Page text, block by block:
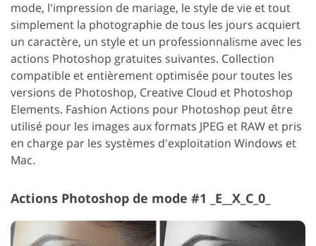
mode, l'impression de mariage, le style de vie et tout
simplement la photographie de tous les jours acquiert
un caractère, un style et un professionnalisme avec les
actions Photoshop gratuites suivantes. Collection
compatible et entièrement optimisée pour toutes les
versions de Photoshop, Creative Cloud et Photoshop
Elements. Fashion Actions pour Photoshop peut être
utilisé pour les images aux formats JPEG et RAW et pris
en charge par les systèmes d'exploitation Windows et
Mac.
Actions Photoshop de mode #1 _E__X_C_0_